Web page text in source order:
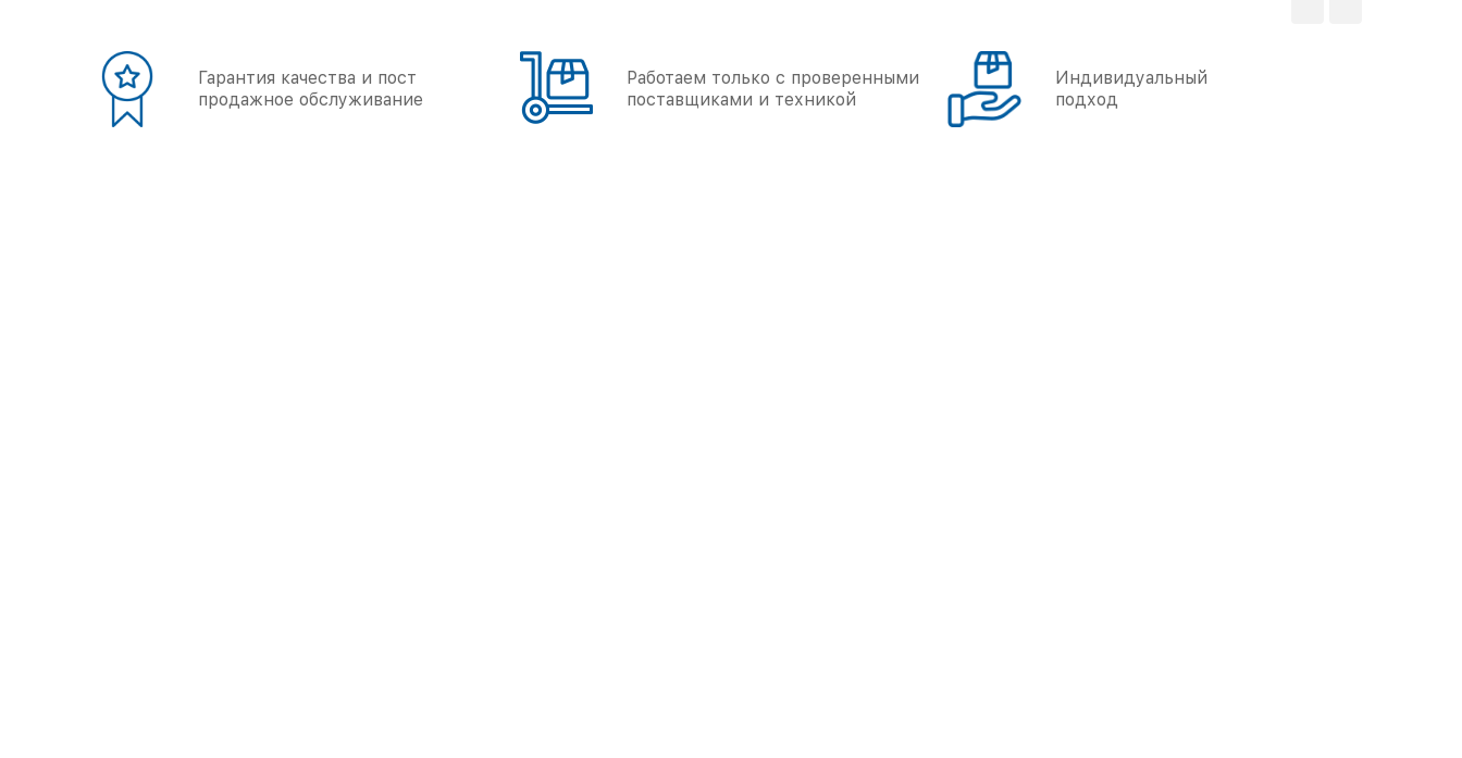
Гарантия качества и пост
продажное обслуживание
Работаем только с проверенными
поставщиками и техникой
Индивидуальный
подход